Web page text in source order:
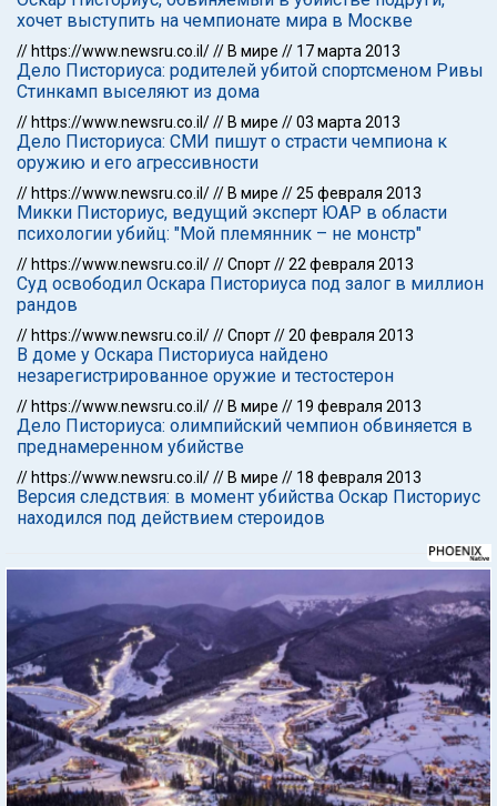
хочет выступить на чемпионате мира в Москве
// https://www.newsru.co.il/// В мире // 17 марта 2013
Дело Писториуса: родителей убитой спортсменом Ривы
Стинкамп выселяют из дома
// https://www.newsru.co.il/// В мире //03 марта 2013
Дело Писториуса: СМИ пишут о страсти чемпиона к
оружию и его агрессивности
// https://www.newsru.co.il/// В мире //25 февраля 2013
Микки Писториус, ведущий эксперт ЮАР в области
психологии убийц: "Мой племянник – не монстр"
// https://www.newsru.co.il///Спорт//22 февраля 2013
Суд освободил Оскара Писториуса под залог в миллион
рандов
// https://www.newsru.co.il///Спорт//20 февраля 2013
В доме у Оскара Писториуса найдено
незарегистрированное оружие и тестостерон
// https://www.newsru.co.il/// В мире // 19 февраля 2013
Дело Писториуса: олимпийский чемпион обвиняется в
преднамеренном убийстве
// https://www.newsru.co.il/// В мире // 18 февраля 2013
Версия следствия: в момент убийства Оскар Писториус
находился под действием стероидов